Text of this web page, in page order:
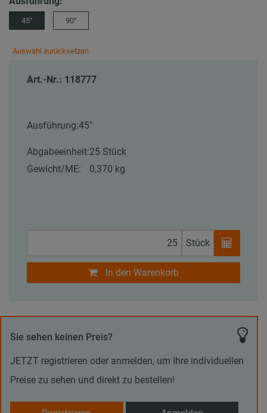
45° 90°
Auswahl zurücksetzen
Art.-Nr.: 118777
Ausführung:45°
Abgabeeinheit:25 Stück
Gewicht/ME:
0,370 kg
Stück
In den Warenkorb
Sie sehen keinen Preis?
JETZT registrieren oder anmelden, um Ihre individuellen
Preise zu sehen und direkt zu bestellen!